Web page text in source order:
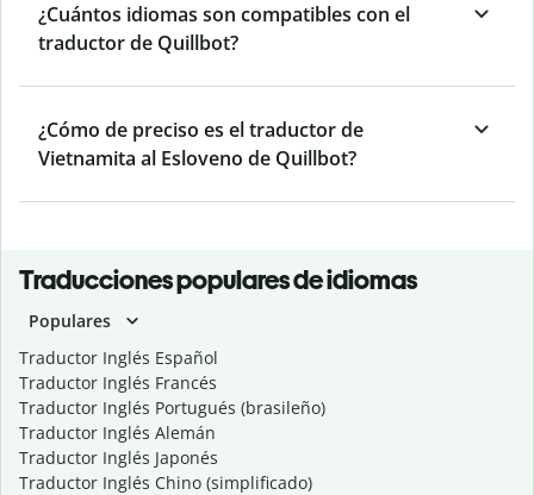
¿Cuántos idiomas son compatibles con el
traductor de Quillbot?
¿Cómo de preciso es el traductor de
Vietnamita al Esloveno de Quillbot?
Traducciones populares de idiomas
Populares
Traductor Inglés Español
Traductor Inglés Francés
Traductor Inglés Portugués (brasileño)
Traductor Inglés Alemán
Traductor Inglés Japonés
Traductor Inglés Chino (simplificado)